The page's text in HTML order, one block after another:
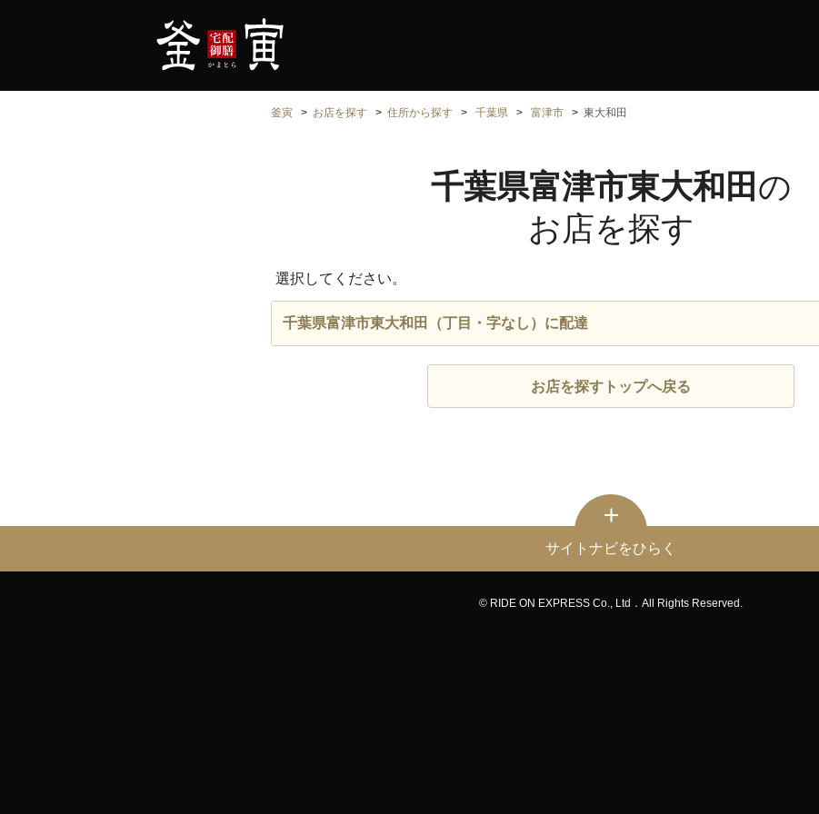
釜寅 お店を探す 住所から探す 千葉県 富津市 東大和田
千葉県富津市東大和田 の
お店を探す
選択してください。
千葉県富津市東大和田（丁目・字なし）に配達
お店を探すトップへ戻る
サイトナビをひらく
© RIDE ON EXPRESS Co., Ltd．All Rights Reserved.